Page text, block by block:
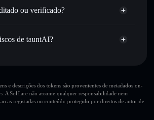
as carteiras usando o Agregador de
em tempo real — monitorizar o preço,
de mercado e liquidez de TAUNT
tauntAI
Privacidade
ou verificado?
não está verificado
de tauntAI?
10 principais carteiras
tauntAI
única carteira
e descrições dos tokens são provenientes de metadados on-
A Solflare não assume qualquer responsabilidade nem
registadas ou conteúdo protegido por direitos de autor de